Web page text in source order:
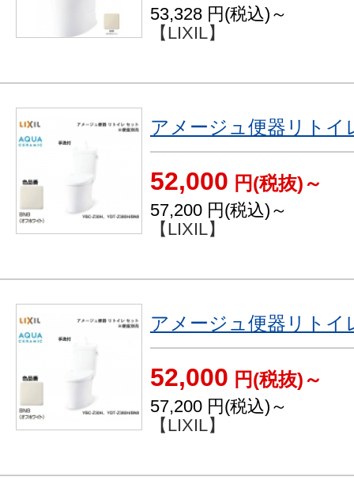
53,328 円(税込)～
【LIXIL】
アメージュ便器リトイ
52,000 円(税抜)～
57,200 円(税込)～
【LIXIL】
アメージュ便器リトイ
52,000 円(税抜)～
57,200 円(税込)～
【LIXIL】